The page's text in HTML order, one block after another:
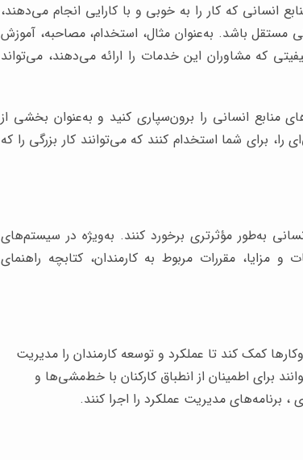
انسانی که کار را به خوبی و با کارایی انجام می‌دهند،
مستقل باشد. به‌عنوان مثال، استخدام، مصاحبه، آموزش
که مشاوران این خدمات را ارائه می‌دهند، می‌تواند
منابع انسانی را برون‌سپاری کنید و به‌عنوان بخشی از
را، برای شما استخدام کنند که می‌توانند کار بزرگی را که
به‌طور مؤثرتری برخورد کنند. به‌ویژه در سیستم‌های
و مزایا، مقررات مربوط به کارمندان، کتابچه راهنمای
کمک کند تا عملکرد و توسعه کارمندان را مدیریت
برای اطمینان از انطباق کارکنان با خط‌مشی‌ها و
برنامه‌های مدیریت عملکرد را اجرا کنند.